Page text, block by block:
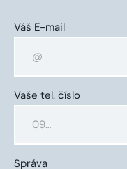
Váš E-mail
Vaše tel. číslo
Správa